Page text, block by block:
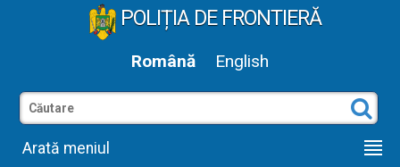
POLIȚIA DE FRONTIERĂ
Română English
Arată meniul